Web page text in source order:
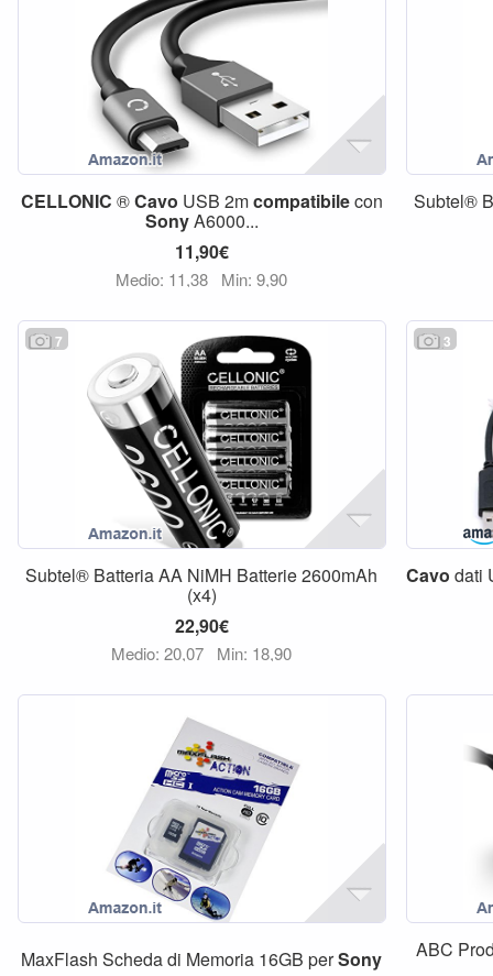
CELLONIC ®Cavo USB 2mcompatibilecon
SonyA6000...
11,90€
Medio: 11,38 Min: 9,90
Subtel®
7
Subtel® Batteria AA NiMH Batterie 2600mAh
(x4)
22,90€
Medio: 20,07 Min: 18,90
3
Cavo dati
MaxFlash Scheda di Memoria 16GB perSony ABC